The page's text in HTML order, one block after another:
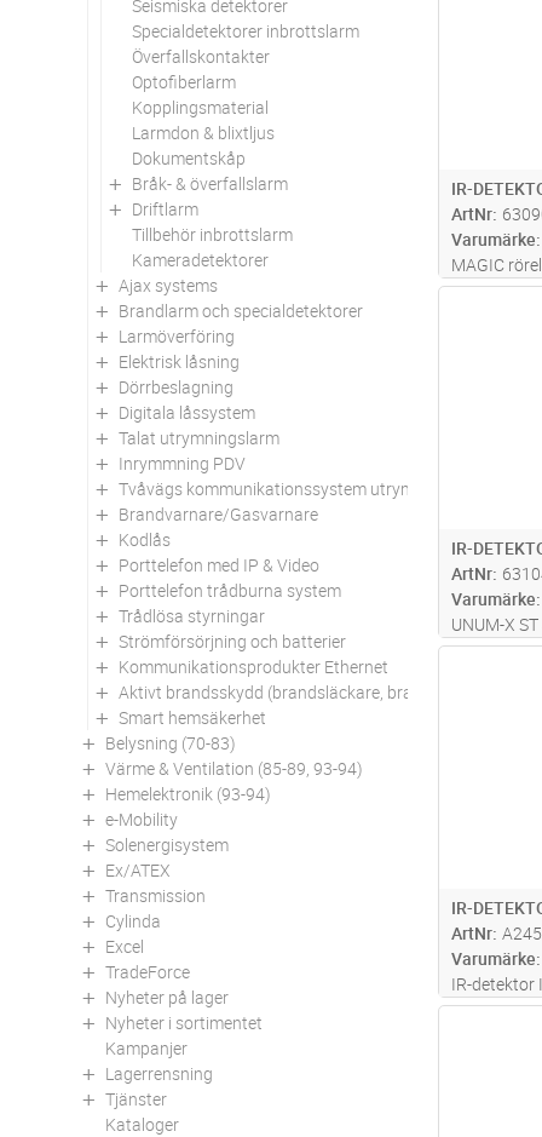
Seismiska detektorer
Specialdetektorer inbrottslarm
Överfallskontakter
Optofiberlarm
Kopplingsmaterial
Larmdon & blixtljus
Dokumentskåp
Bråk- & överfallslarm
Driftlarm
Tillbehör inbrottslarm
Kameradetektorer
Ajax systems
Brandlarm och specialdetektorer
Larmöverföring
Elektrisk låsning
Dörrbeslagning
Digitala låssystem
Talat utrymningslarm
Inrymmning PDV
Tvåvägs kommunikationssystem utrymningsplats
Brandvarnare/Gasvarnare
Kodlås
Porttelefon med IP & Video
Porttelefon trådburna system
Trådlösa styrningar
Strömförsörjning och batterier
Kommunikationsprodukter Ethernet
Aktivt brandsskydd (brandsläckare, brandfiltar mm)
Smart hemsäkerhet
Belysning (70-83)
Värme & Ventilation (85-89, 93-94)
Hemelektronik (93-94)
e-Mobility
Solenergisystem
Ex/ATEX
Transmission
Cylinda
Excel
TradeForce
Nyheter på lager
Nyheter i sortimentet
Kampanjer
Lagerrensning
Tjänster
Kataloger
IR-
ArtNr
Varumärke
MAGIC
modern
Visatec-
IR-
ArtNr
Varumärke
UNUM-X
högsta
orsaka
IR-
ArtNr
Varumärke
IR-detektor
designad
3